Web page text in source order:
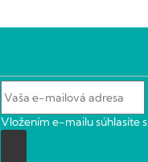
Vložením e-mailu súhlasíte s